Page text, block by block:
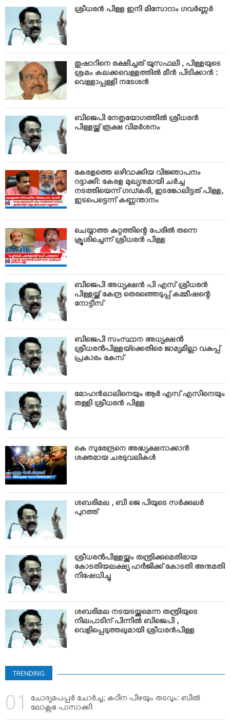
VIDEOS
YOUR SAY
COOKERY
KARSHAKAN
TOURS & TRAVEL
GREETINGS
CLASSIFIEDS
OBITUARY
ശ്രീധരന്‍ പിള്ള ഇനി മിസോറാം ഗവര്‍ണ്ണര്‍
തുഷാറിനെ രക്ഷിച്ചത് യൂസഫലി ; പിള്ളയുടെ
ശ്രമം കലക്കവെള്ളത്തില്‍ മീന്‍ പിടിക്കാന്‍ :
വെള്ളാപ്പള്ളി നടേശന്‍
ബിജെപി നേതൃയോഗത്തില്‍ ശ്രീധരന്‍
പിള്ളയ്ക്ക് രൂക്ഷ വിമര്‍ശനം
കേരളത്തെ ഒഴിവാക്കിയ വിജ്ഞാപനം
റദ്ദാക്കി: കേരള മുഖ്യനുമായി ചര്‍ച്ച
നടത്തിയെന്ന് ഗഡ്കരി, ഇടങ്കോലിട്ടത് പിള്ള,
ഇടപെട്ടെന്ന് കണ്ണന്താനം
ചെയ്യാത്ത കുറ്റത്തിന്റെ പേരില്‍ തന്നെ
ക്രൂശിച്ചെന്ന് ശ്രീധരന്‍ പിള്ള
ബിജെപി അധ്യക്ഷന്‍ പി എസ് ശ്രീധരന്‍
പിള്ളയ്ക്ക് കേന്ദ്ര തെരഞ്ഞെടുപ്പ് കമ്മീഷന്റെ
നോട്ടീസ്
ബിജെപി സംസ്ഥാന അധ്യക്ഷൻ
ശ്രീധരൻപിള്ളയ്‌ക്കെതിരെ ജാമ്യമില്ലാ വകുപ്പ്
പ്രകാരം കേസ്‌
മോഹന്‍ലാലിനെയും ആര്‍ എസ് എസിനെയും
തള്ളി ശ്രീധരന്‍ പിള്ള
കെ സുരേന്ദ്രനെ അദ്ധ്യക്ഷനാക്കാന്‍
ശക്തമായ ചരടുവലികള്‍
ശബരിമല ; ബി ജെ പിയുടെ സര്‍ക്കുലര്‍
പുറത്ത്
ശ്രീധരൻപിള്ളയ്ക്കും തന്ത്രിക്കുമെതിരായ
കോടതിയലക്ഷ്യ ഹർജിക്ക് കോടതി അനുമതി
നിഷേധിച്ചു
ശബരിമല നടയടയ്ക്കുമെന്ന തന്ത്രിയുടെ
നിലപാടിന് പിന്നില്‍ ബിജെപി ;
വെളിപ്പെടുത്തലുമായി ശ്രീധരന്‍പിള്ള
TRENDING
ചോദ്യപേപ്പര്‍ ചോര്‍ച്ച; കഠിന പിഴയും തടവും: ബില്‍
ലോക്സഭ പാസാക്കി